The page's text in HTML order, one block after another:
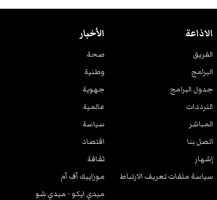
الاذاعة
الفريق
البرامج
جدول البرامج
الترددات
المباشر
اتصل بنا
إشهار
سياسة ملفات تعريف الارتباط
الأخبار
صحة
وطنية
جهوية
عالمية
سياسة
اقتصاد
ثقافة
موزاييك آف آم
ميدي ايكو - ميدي شو